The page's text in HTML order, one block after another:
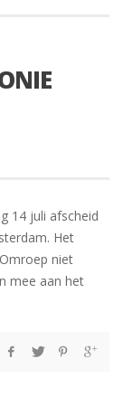
14 juli afscheid
Het
niet
mee aan het